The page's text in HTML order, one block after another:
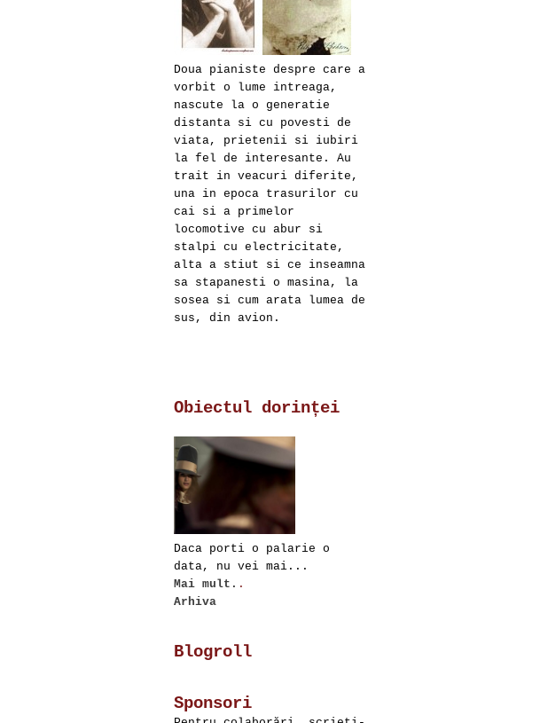
Doua pianiste despre care a
vorbit o lume intreaga,
nascute la o generatie
distanta si cu povesti de
viata, prietenii si iubiri
la fel de interesante. Au
trait in veacuri diferite,
una in epoca trasurilor cu
cai si a primelor
locomotive cu abur si
stalpi cu electricitate,
alta a stiut si ce inseamna
sa stapanesti o masina, la
sosea si cum arata lumea de
sus, din avion.
Obiectul dorinței
Daca porti o palarie o
data, nu vei mai...
Mai mult. .
Arhiva
Blogroll
Sponsori